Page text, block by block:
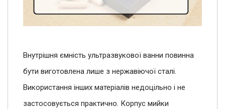
Внутрішня ємність ультразвукової ванни повинна
бути виготовлена ​​лише з нержавіючої сталі.
Використання інших матеріалів недоцільно і не
застосовується практично. Корпус мийки